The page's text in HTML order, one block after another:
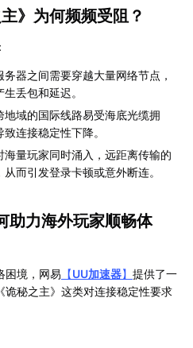
》为何频频受阻？
务器之间需要穿越大量网络节点，
丢包和延迟。
地域的国际线路易受海底光缆拥
连接稳定性下降。
海量玩家同时涌入，远距离传输的
而引发登录卡顿或意外断连。
助力海外玩家顺畅体
困境，网易 【UU加速器】 提供了一
秘之主》这类对连接稳定性要求